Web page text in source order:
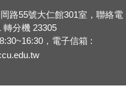
路55號大仁館301室，聯絡電
轉分機 23305
，電子信箱 :